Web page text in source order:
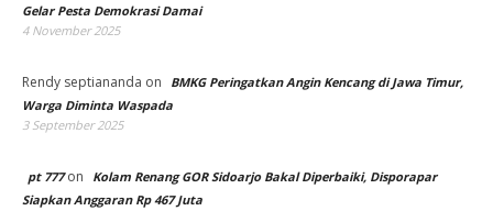
Gelar Pesta Demokrasi Damai
4 November 2025
Rendy septiananda on
BMKG Peringatkan Angin Kencang di Jawa Timur,
Warga Diminta Waspada
3 September 2025
pt 777on
Kolam Renang GOR Sidoarjo Bakal Diperbaiki, Disporapar
Siapkan Anggaran Rp 467 Juta